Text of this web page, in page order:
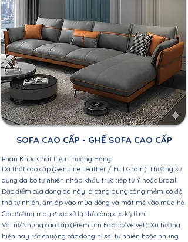
SOFA CAO CẤP - GHẾ SOFA CAO CẤP
Phân Khúc Chất Liệu Thượng Hạng
Da thật cao cấp (Genuine Leather / Full Grain): Thường sử
dụng da bò tự nhiên nhập khẩu trực tiếp từ Ý hoặc Brazil.
Đặc điểm của dòng da này là càng dùng càng mềm, có độ
thở tự nhiên, ấm áp vào mùa đông và mát mẻ vào mùa hè.
Các đường may được xử lý thủ công cực kỳ tỉ mỉ.
Vải nỉ/Nhung cao cấp (Premium Fabric/Velvet): Xu hướng
hiện nay rất chuộng các dòng nỉ sợi tự nhiên hoặc nhung